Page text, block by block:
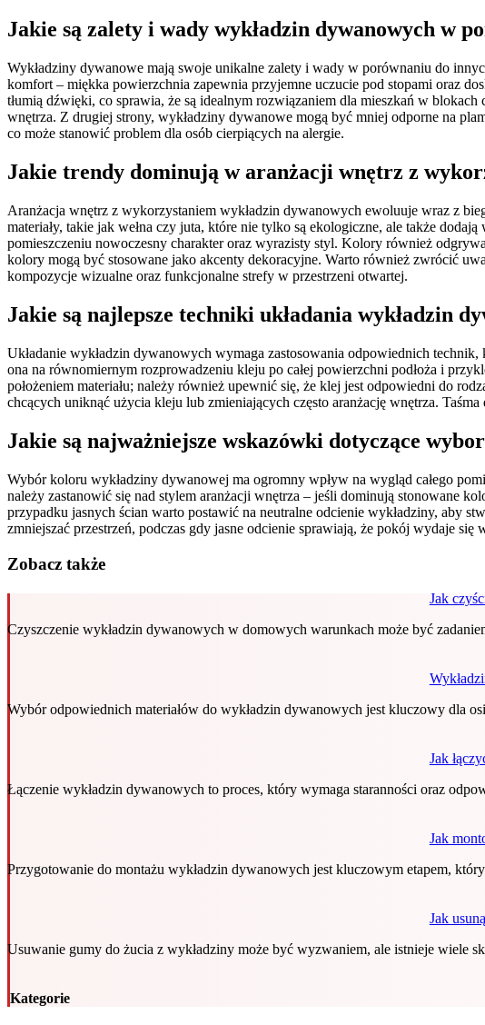
Jakie są zalety i wady wykładzin dywanowych w
Wykładziny dywanowe mają swoje unikalne zalety i wady w porównaniu do
komfort – miękka powierzchnia zapewnia przyjemne uczucie pod stopami oraz
tłumią dźwięki, co sprawia, że są idealnym rozwiązaniem dla mieszkań w
wnętrza. Z drugiej strony, wykładziny dywanowe mogą być mniej odporne na
co może stanowić problem dla osób cierpiących na alergie.
Jakie trendy dominują w aranżacji wnętrz z
Aranżacja wnętrz z wykorzystaniem wykładzin dywanowych ewoluuje wraz z
materiały, takie jak wełna czy juta, które nie tylko są ekologiczne, ale także
pomieszczeniu nowoczesny charakter oraz wyrazisty styl. Kolory również
kolory mogą być stosowane jako akcenty dekoracyjne. Warto również zwrócić
kompozycje wizualne oraz funkcjonalne strefy w przestrzeni otwartej.
Jakie są najlepsze techniki układania wykładzin
Układanie wykładzin dywanowych wymaga zastosowania odpowiednich technik,
ona na równomiernym rozprowadzeniu kleju po całej powierzchni podłoża i
położeniem materiału; należy również upewnić się, że klej jest odpowiedni do
chcących uniknąć użycia kleju lub zmieniających często aranżację wnętrza.
Jakie są najważniejsze wskazówki dotyczące
Wybór koloru wykładziny dywanowej ma ogromny wpływ na wygląd całego
należy zastanowić się nad stylem aranżacji wnętrza – jeśli dominują stonowane
przypadku jasnych ścian warto postawić na neutralne odcienie wykładziny, aby
zmniejszać przestrzeń, podczas gdy jasne odcienie sprawiają, że pokój wydaje się
Zobacz także
Jak
Czyszczenie wykładzin dywanowych w domowych warunkach może być
Wybór odpowiednich materiałów do wykładzin dywanowych jest kluczowy dla
Jak
Łączenie wykładzin dywanowych to proces, który wymaga staranności oraz
Jak
Przygotowanie do montażu wykładzin dywanowych jest kluczowym etapem,
Jak
Usuwanie gumy do żucia z wykładziny może być wyzwaniem, ale istnieje wiele
Kategorie